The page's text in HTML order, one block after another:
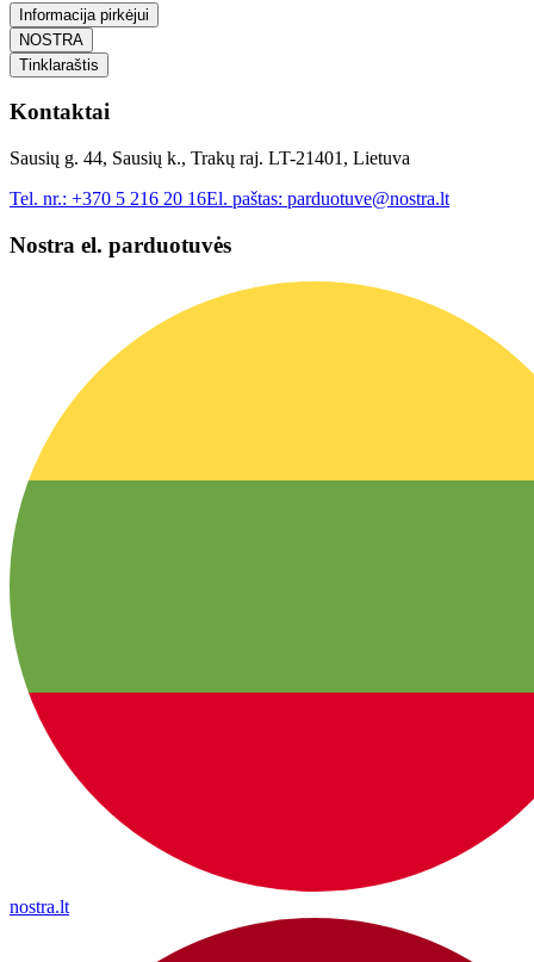
Informacija pirkėjui
NOSTRA
Tinklaraštis
Kontaktai
Sausių g. 44, Sausių k., Trakų raj. LT-21401, Lietuva
Tel. nr.: +370 5 216 20 16El. paštas: parduotuve@nostra.lt
Nostra el. parduotuvės
nostra.lt